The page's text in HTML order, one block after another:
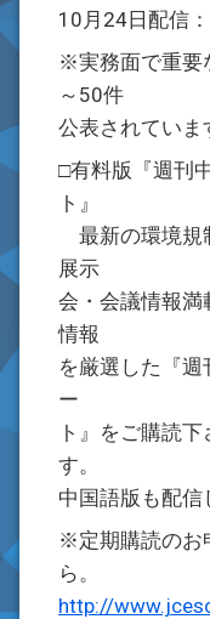
10月24日配信
※実務面で重要
～50件
公表されていま
□有料版『週刊
ト』
最新の環境規
展示
会・会議情報満
情報
を厳選した『
ー
ト』をご購読
す。
中国語版も配信
※定期購読のお
ら。
http://